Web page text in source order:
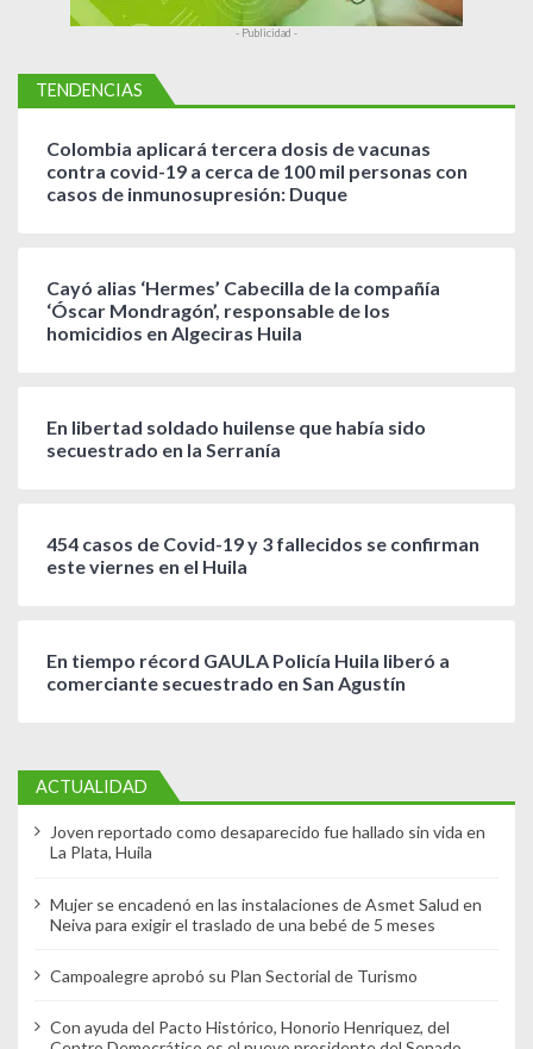
- Publicidad -
TENDENCIAS
Colombia aplicará tercera dosis de vacunas
contra covid-19 a cerca de 100 mil personas con
casos de inmunosupresión: Duque
Cayó alias ‘Hermes’ Cabecilla de la compañía
‘Óscar Mondragón’, responsable de los
homicidios en Algeciras Huila
En libertad soldado huilense que había sido
secuestrado en la Serranía
454 casos de Covid-19 y 3 fallecidos se confirman
este viernes en el Huila
En tiempo récord GAULA Policía Huila liberó a
comerciante secuestrado en San Agustín
ACTUALIDAD
Joven reportado como desaparecido fue hallado sin vida en
La Plata, Huila
Mujer se encadenó en las instalaciones de Asmet Salud en
Neiva para exigir el traslado de una bebé de 5 meses
Campoalegre aprobó su Plan Sectorial de Turismo
Con ayuda del Pacto Histórico, Honorio Henriquez, del